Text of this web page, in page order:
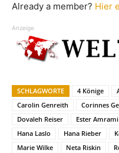
Already a member? Hier
Anzeige
SCHLAGWORTE 4 Könige
Carolin Genreith
Corinnes
Dovaleh Reiser
Ester Amrami
Hana Laslo
Hana Rieber
Marie Wilke
Neta Riskin